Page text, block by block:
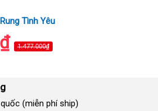
Tình Yêu
1.477.000₫
(miễn phí ship)